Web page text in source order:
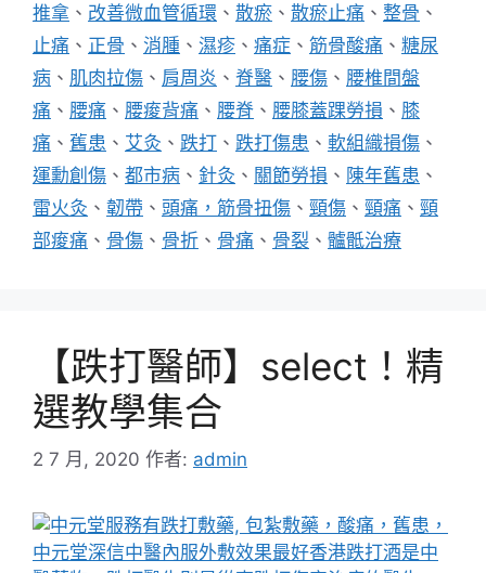
推拿 、 改善微血管循環 、 散瘀 、 散瘀止痛 、 整骨 、
止痛 、 正骨 、 消腫 、 濕疹 、 痛症 、 筋骨酸痛 、 糖尿
病 、 肌肉拉傷 、 肩周炎 、 脊醫 、 腰傷 、 腰椎間盤
痛 、 腰痛 、 腰痠背痛 、 腰脊 、 腰膝蓋踝勞損 、 膝
痛 、 舊患 、 艾灸 、 跌打 、 跌打傷患 、 軟組織損傷 、
運勳創傷 、 都市病 、 針灸 、 關節勞損 、 陳年舊患 、
雷火灸 、 韌帶 、 頭痛，筋骨扭傷 、 頸傷 、 頸痛 、 頸
部痠痛 、 骨傷 、 骨折 、 骨痛 、 骨裂 、 髗骶治療
【跌打醫師】select！精
選教學集合
2 7 月, 2020 作者: admin